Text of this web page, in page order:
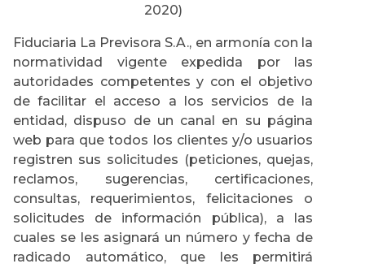
2020)
Fiduciaria La Previsora S.A., en armonía con la
normatividad vigente expedida por las
autoridades competentes y con el objetivo
de facilitar el acceso a los servicios de la
entidad, dispuso de un canal en su página
web para que todos los clientes y/o usuarios
registren sus solicitudes (peticiones, quejas,
reclamos, sugerencias, certificaciones,
consultas, requerimientos, felicitaciones o
solicitudes de información pública), a las
cuales se les asignará un número y fecha de
radicado automático, que les permitirá